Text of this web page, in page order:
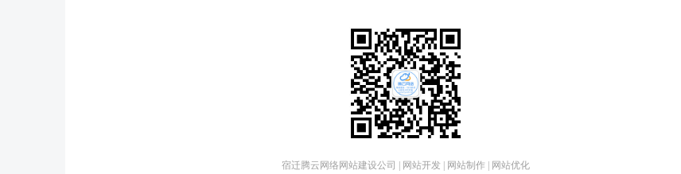
宿迁腾云网络网站建设公司 | 网站开发 | 网站制作 | 网站优化